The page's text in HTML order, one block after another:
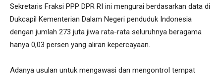
Sekretaris Fraksi PPP DPR RI ini mengurai berdasarkan data di
Dukcapil Kementerian Dalam Negeri penduduk Indonesia
dengan jumlah 273 juta jiwa rata-rata seluruhnya beragama
hanya 0,03 persen yang aliran kepercayaan.
Adanya usulan untuk mengawasi dan mengontrol tempat